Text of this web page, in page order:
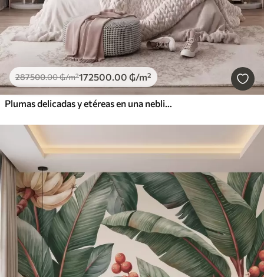
287500.00₲/m²172500.00 ₲/m²
Plumas delicadas y etéreas en una neblina de color rosa melocotón con destellos